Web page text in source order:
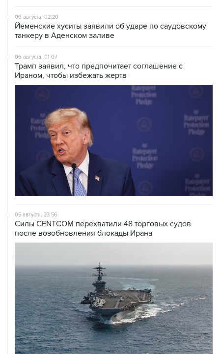
06 августа, 02:20
Йеменские хуситы заявили об ударе по саудовскому
танкеру в Аденском заливе
06 августа, 01:07
Трамп заявил, что предпочитает соглашение с
Ираном, чтобы избежать жертв
05 августа, 23:56
Силы CENTCOM перехватили 48 торговых судов
после возобновления блокады Ирана